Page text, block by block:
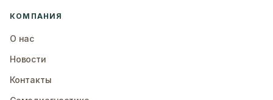
КОМПАНИЯ
О нас
Новости
Контакты